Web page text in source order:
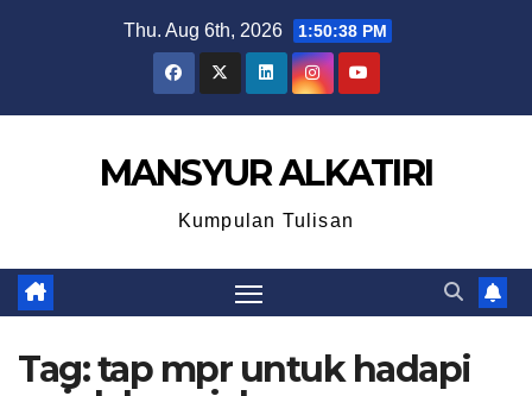
Thu. Aug 6th, 2026 1:50:38 PM
MANSYUR ALKATIRI
Kumpulan Tulisan
Tag:tap mpr untuk hadapi